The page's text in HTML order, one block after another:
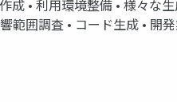
成 • 利用環境整備 • 様々な
範囲調査 • コード生成 •